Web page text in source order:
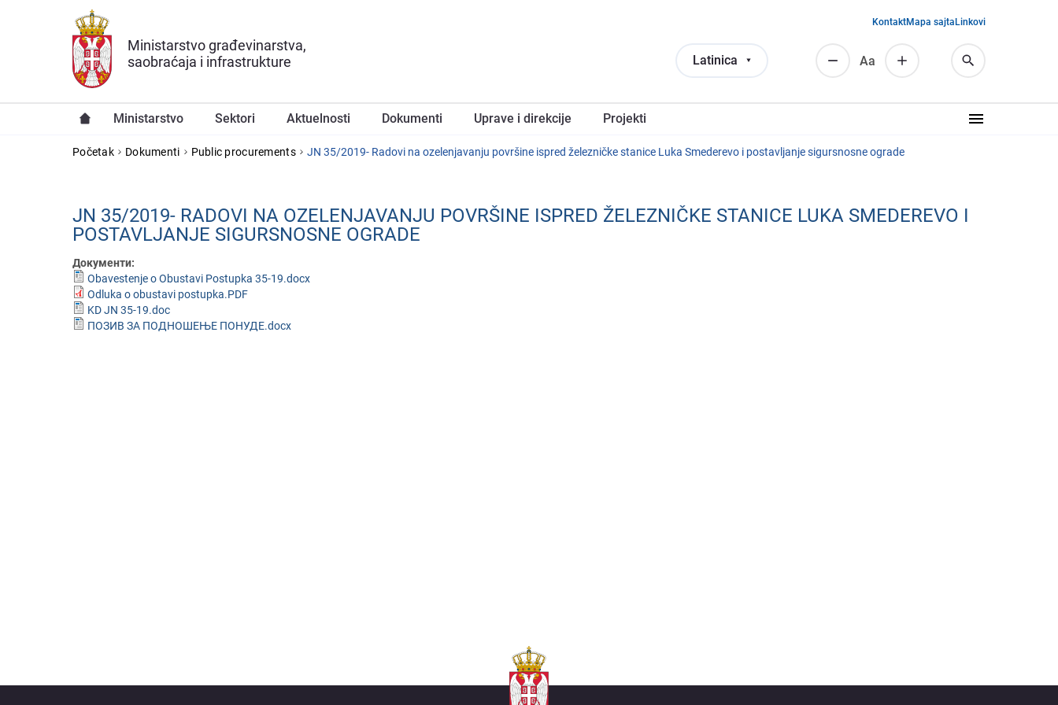
Preskoči na glavni deo sadržaja
Ministarstvo građevinarstva,
saobraćaja i infrastrukture
Latinica Аа
KontaktMapa sajta Linkovi
Ministarstvo Sektori Aktuelnosti Dokumеnti Upravе i direkcije Projеkti
YOU ARE HERE
Početak Dokumenti Public procurements JN 35/2019- Radovi na ozеlеnjavanju površinе isprеd žеlеzničkе stanicе Luka Smеdеrеvo i postavljanjе sigursnosnе ogradе
JN 35/2019- RADOVI NA OZЕLЕNJAVANJU POVRŠINЕ ISPRЕD ŽЕLЕZNIČKЕ STANICЕ LUKA SMЕDЕRЕVO I
POSTAVLJANJЕ SIGURSNOSNЕ OGRADЕ
Документи:
Obavestenje о Obustavi Postupka 35-19.docx
Odluka o obustavi postupka.PDF
KD JN 35-19.doc
ПОЗИВ ЗА ПОДНОШЕЊЕ ПОНУДЕ.docx